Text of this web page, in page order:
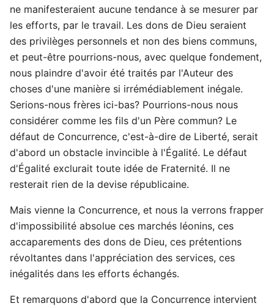
ne manifesteraient aucune tendance à se mesurer par
les efforts, par le travail. Les dons de Dieu seraient
des privilèges personnels et non des biens communs,
et peut-être pourrions-nous, avec quelque fondement,
nous plaindre d'avoir été traités par l'Auteur des
choses d'une manière si irrémédiablement inégale.
Serions-nous frères ici-bas? Pourrions-nous nous
considérer comme les fils d'un Père commun? Le
défaut de Concurrence, c'est-à-dire de Liberté, serait
d'abord un obstacle invincible à l'Égalité. Le défaut
d'Égalité exclurait toute idée de Fraternité. Il ne
resterait rien de la devise républicaine.
Mais vienne la Concurrence, et nous la verrons frapper
d'impossibilité absolue ces marchés léonins, ces
accaparements des dons de Dieu, ces prétentions
révoltantes dans l'appréciation des services, ces
inégalités dans les efforts échangés.
Et remarquons d'abord que la Concurrence intervient